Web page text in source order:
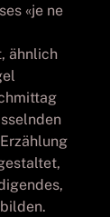
«je ne
ähnlich